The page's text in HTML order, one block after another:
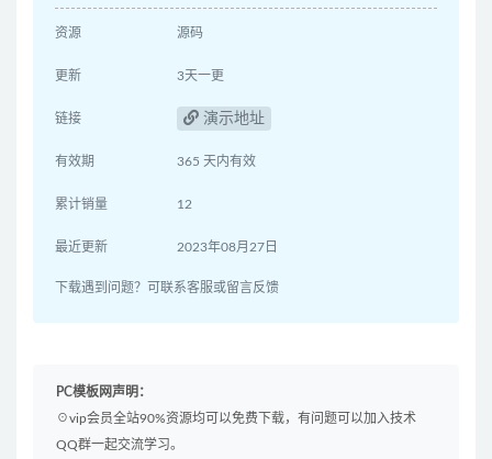
资源 源码
更新 3天一更
链接 演示地址
有效期 365 天内有效
累计销量 12
最近更新 2023年08月27日
下载遇到问题？可联系客服或留言反馈
PC模板网声明：
☉vip会员全站90%资源均可以免费下载，有问题可以加入技术
QQ群一起交流学习。